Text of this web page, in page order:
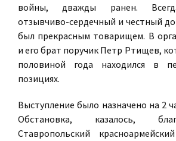
войны, дважды ранен.
отзывчиво-сердечный и честный
был прекрасным товарищем. В
и его брат поручик Петр Ртищев,
половиной года находился в
позициях.
Выступление было назначено на 2
Обстановка, казалось,
Ставропольский